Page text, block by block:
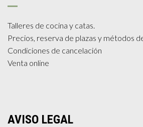
Talleres de cocina y catas.
Precios, reserva de plazas y métodos
Condiciones de cancelación
Venta online
AVISO LEGAL